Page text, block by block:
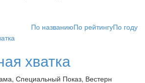
По названиюПо рейтингуПо году
хватка
Специальный Показ, Вестерн